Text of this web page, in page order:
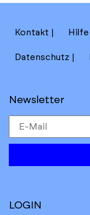
Kontakt Hilfe
Datenschutz
Newsletter
LOGIN